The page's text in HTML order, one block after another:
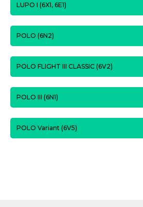
LUPO I (6X1, 6E1)
POLO (6N2)
POLO FLIGHT III CLASSIC (6V2)
POLO III (6N1)
POLO Variant (6V5)